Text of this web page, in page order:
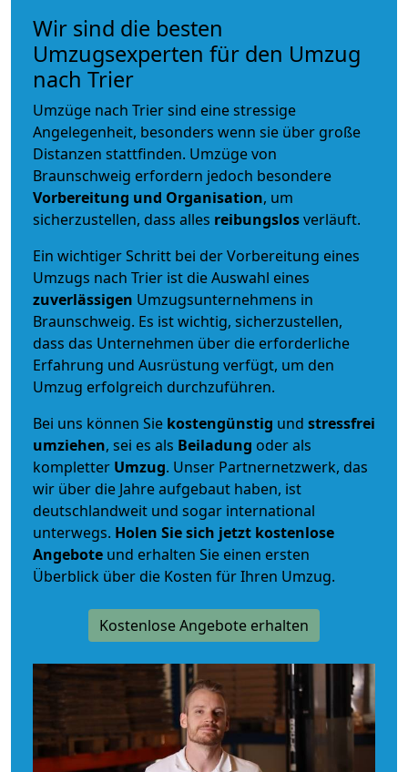
Wir sind die besten
Umzugsexperten für den Umzug
nach Trier
Umzüge nach Trier sind eine stressige
Angelegenheit, besonders wenn sie über große
Distanzen stattfinden. Umzüge von
Braunschweig erfordern jedoch besondere
Vorbereitung und Organisation, um
sicherzustellen, dass alles reibungslosverläuft.
Ein wichtiger Schritt bei der Vorbereitung eines
Umzugs nach Trier ist die Auswahl eines
zuverlässigen Umzugsunternehmens in
Braunschweig. Es ist wichtig, sicherzustellen,
dass das Unternehmen über die erforderliche
Erfahrung und Ausrüstung verfügt, um den
Umzug erfolgreich durchzuführen.
Bei uns können Sie kostengünstig und stressfrei
umziehen, sei es als Beiladung oder als
kompletter Umzug. Unser Partnernetzwerk, das
wir über die Jahre aufgebaut haben, ist
deutschlandweit und sogar international
unterwegs. Holen Sie sich jetzt kostenlose
Angebote und erhalten Sie einen ersten
Überblick über die Kosten für Ihren Umzug.
Kostenlose Angebote erhalten